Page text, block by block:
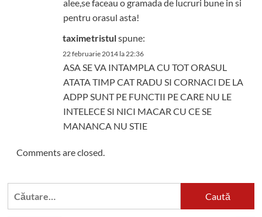
alee,se faceau o gramada de lucruri bune in si
pentru orasul asta!
taximetristulspune:
22 februarie 2014 la 22:36
ASA SE VA INTAMPLA CU TOT ORASUL
ATATA TIMP CAT RADU SI CORNACI DE LA
ADPP SUNT PE FUNCTII PE CARE NU LE
INTELECE SI NICI MACAR CU CE SE
MANANCA NU STIE
Comments are closed.
Caută